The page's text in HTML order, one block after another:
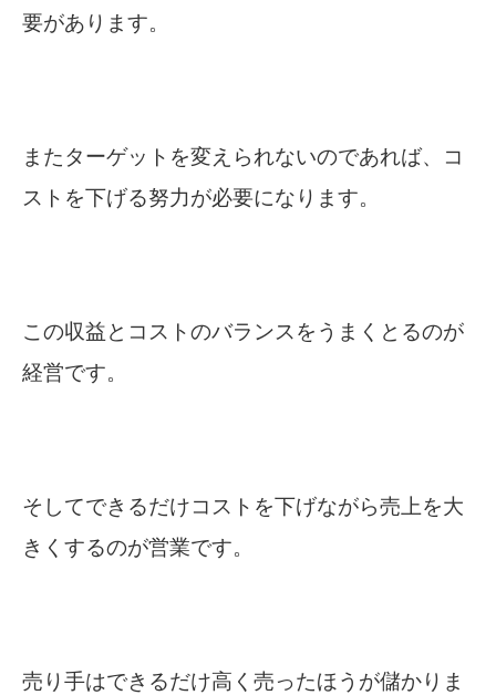
要があります。
またターゲットを変えられないのであれば、コ
ストを下げる努力が必要になります。
この収益とコストのバランスをうまくとるのが
経営です。
そしてできるだけコストを下げながら売上を大
きくするのが営業です。
売り手はできるだけ高く売ったほうが儲かりま